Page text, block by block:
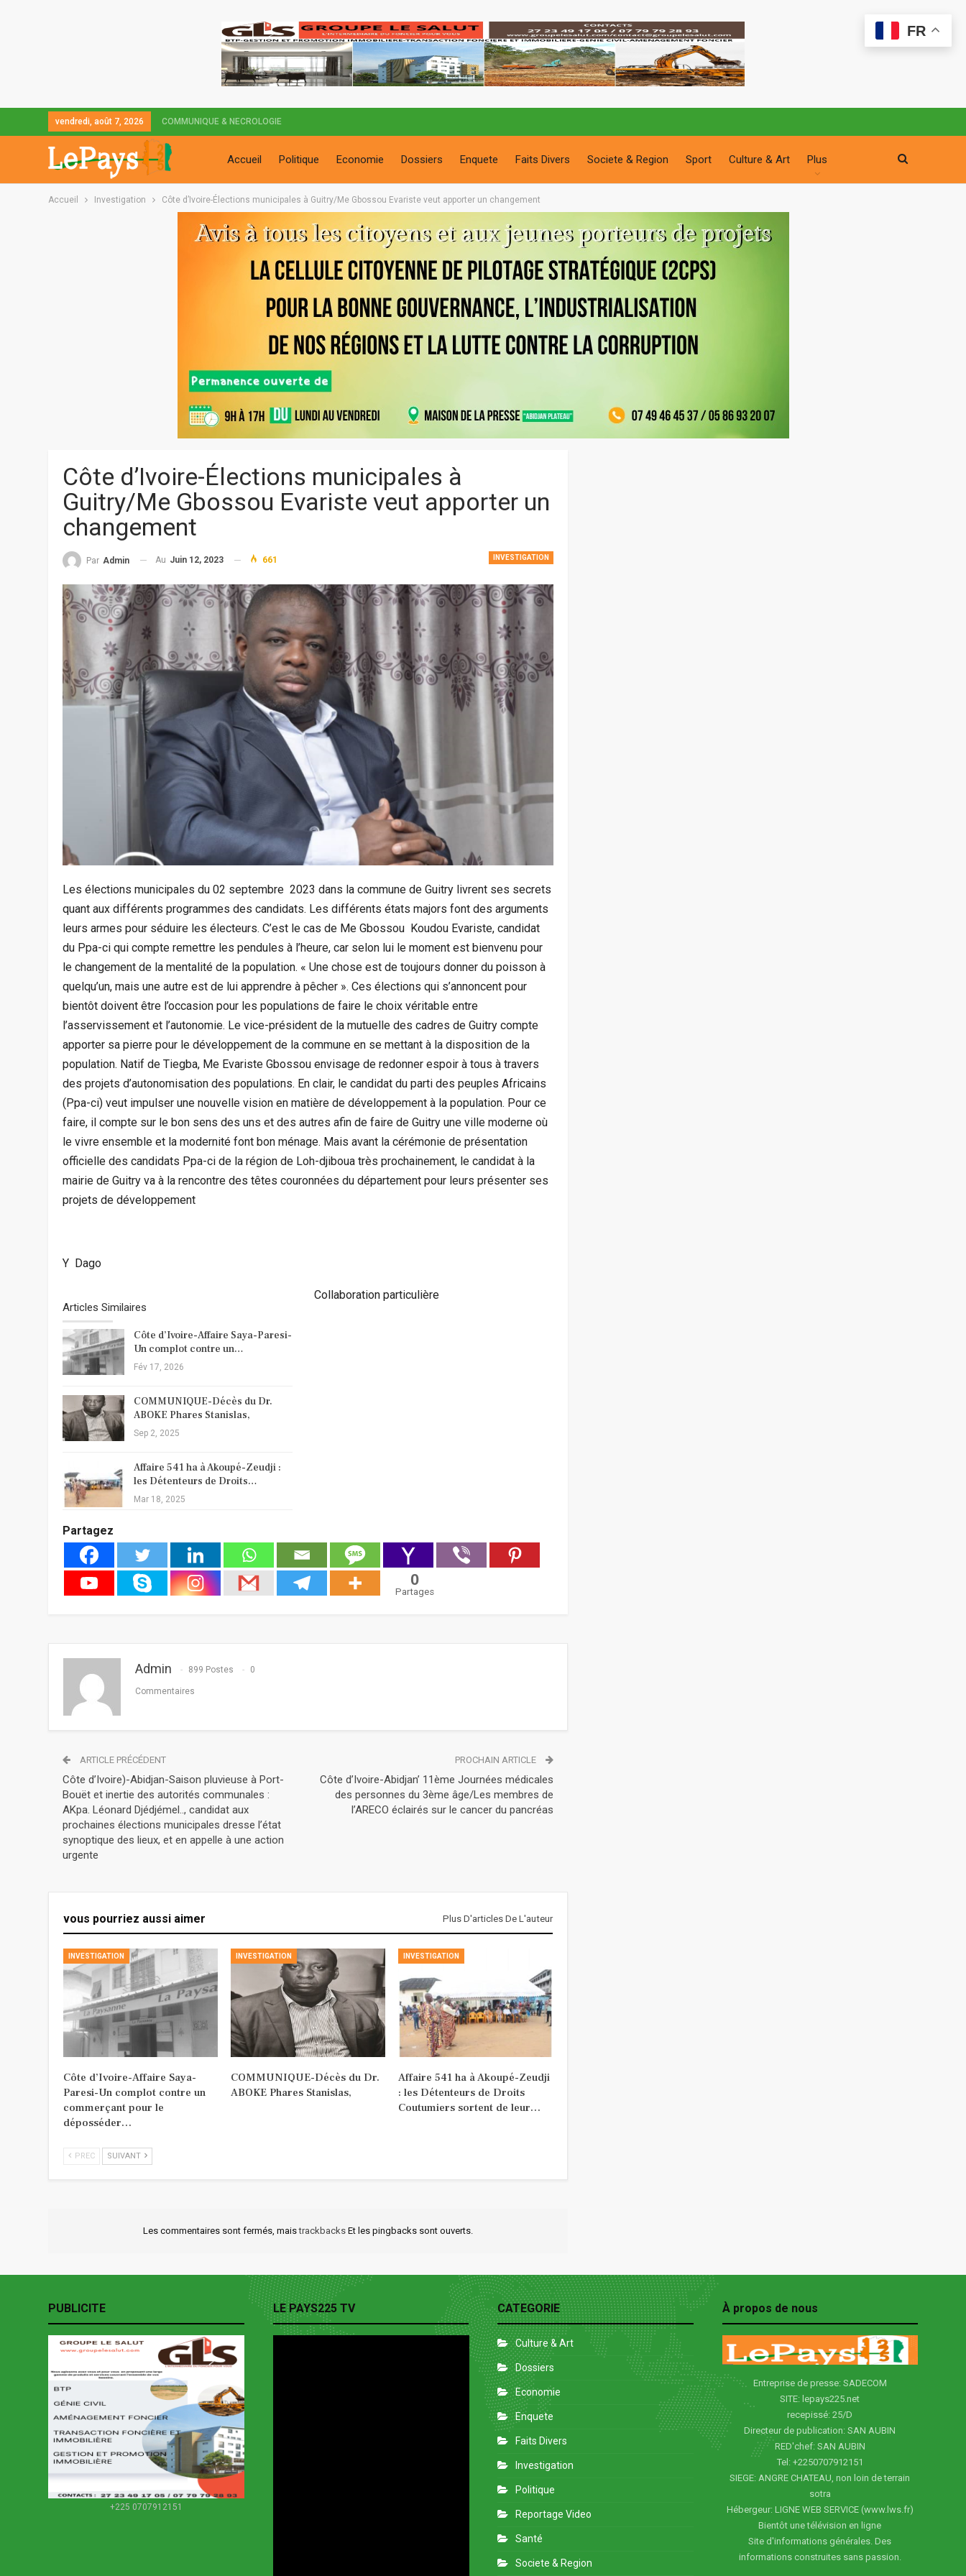
vendredi, août 7, 2026 COMMUNIQUE & NECROLOGIE
Accueil Politique Economie Dossiers Enquete Faits Divers Societe & Region Sport Culture & Art Plus
Accueil Investigation Côte d’Ivoire-Élections municipales à Guitry/Me Gbossou Evariste veut apporter un changement
Côte d’Ivoire-Élections municipales à
Guitry/Me Gbossou Evariste veut apporter un
changement
INVESTIGATION
Par Admin Au Juin 12, 2023 661
Les élections municipales du 02 septembre 2023 dans la commune de Guitry livrent ses secrets
quant aux différents programmes des candidats. Les différents états majors font des arguments
leurs armes pour séduire les électeurs. C’est le cas de Me Gbossou Koudou Evariste, candidat
du Ppa-ci qui compte remettre les pendules à l’heure, car selon lui le moment est bienvenu pour
le changement de la mentalité de la population. « Une chose est de toujours donner du poisson à
quelqu’un, mais une autre est de lui apprendre à pêcher ». Ces élections qui s’annoncent pour
bientôt doivent être l’occasion pour les populations de faire le choix véritable entre
l’asservissement et l’autonomie. Le vice-président de la mutuelle des cadres de Guitry compte
apporter sa pierre pour le développement de la commune en se mettant à la disposition de la
population. Natif de Tiegba, Me Evariste Gbossou envisage de redonner espoir à tous à travers
des projets d’autonomisation des populations. En clair, le candidat du parti des peuples Africains
(Ppa-ci) veut impulser une nouvelle vision en matière de développement à la population. Pour ce
faire, il compte sur le bon sens des uns et des autres afin de faire de Guitry une ville moderne où
le vivre ensemble et la modernité font bon ménage. Mais avant la cérémonie de présentation
officielle des candidats Ppa-ci de la région de Loh-djiboua très prochainement, le candidat à la
mairie de Guitry va à la rencontre des têtes couronnées du département pour leurs présenter ses
projets de développement
Y Dago
Articles Similaires
Côte d’Ivoire-Affaire Saya-Paresi-
Un complot contre un…
Fév 17, 2026
COMMUNIQUE-Décès du Dr.
ABOKE Phares Stanislas,
Sep 2, 2025
Affaire 541 ha à Akoupé-Zeudji :
les Détenteurs de Droits…
Mar 18, 2025
Collaboration particulière
Partagez
0
Partages
Admin 899 Postes 0
Commentaires
ARTICLE PRÉCÉDENT
Côte d’Ivoire)-Abidjan-Saison pluvieuse à Port-
Bouët et inertie des autorités communales :
AKpa. Léonard Djédjémel.., candidat aux
prochaines élections municipales dresse l’état
synoptique des lieux, et en appelle à une action
urgente
PROCHAIN ARTICLE
Côte d’Ivoire-Abidjan’ 11ème Journées médicales
des personnes du 3ème âge/Les membres de
l’ARECO éclairés sur le cancer du pancréas
vous pourriez aussi aimer Plus D'articles De L'auteur
INVESTIGATION
Côte d’Ivoire-Affaire Saya-
Paresi-Un complot contre un
commerçant pour le
déposséder…
INVESTIGATION
COMMUNIQUE-Décès du Dr.
ABOKE Phares Stanislas,
INVESTIGATION
Affaire 541 ha à Akoupé-Zeudji
: les Détenteurs de Droits
Coutumiers sortent de leur…
PREC SUIVANT
Les commentaires sont fermés, maistrackbacks Et les pingbacks sont ouverts.
PUBLICITE
+225 0707912151
LE PAYS225 TV CATEGORIE
Culture & Art
Dossiers
Economie
Enquete
Faits Divers
Investigation
Politique
Reportage Video
Santé
Societe & Region
À propos de nous
Entreprise de presse: SADECOM
SITE: lepays225.net
recepissé: 25/D
Directeur de publication: SAN AUBIN
RED'chef: SAN AUBIN
Tel: +2250707912151
SIEGE: ANGRE CHATEAU, non loin de terrain
sotra
Hébergeur: LIGNE WEB SERVICE (www.lws.fr)
Bientôt une télévision en ligne
Site d'informations générales. Des
informations construites sans passion.
FR